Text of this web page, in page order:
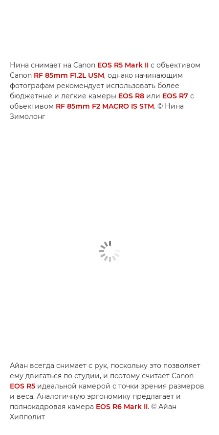
Нина снимает на Canon EOS R5 Mark II с объективом
Canon RF 85mm F1.2L USM, однако начинающим
фотографам рекомендует использовать более
бюджетные и легкие камеры EOS R8 или EOS R7 с
объективом RF 85mm F2 MACRO IS STM. © Нина
Зимолонг
Айан всегда снимает с рук, поскольку это позволяет
ему двигаться по студии, и поэтому считает Canon
EOS R5 идеальной камерой с точки зрения размеров
и веса. Аналогичную эргономику предлагает и
полнокадровая камера EOS R6 Mark II. © Айан
Хипполит